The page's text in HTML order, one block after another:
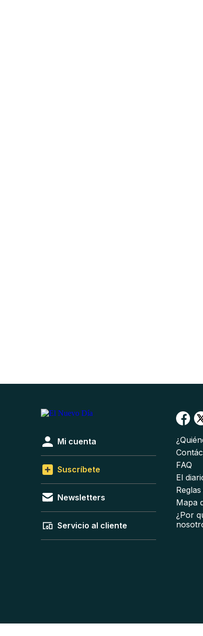
Mi cuenta
Suscríbete
Newsletters
Servicio al cliente
FAQ
El
Mapa
¿Por